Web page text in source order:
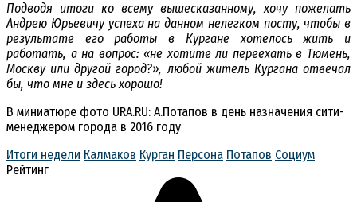
Подводя итоги ко всему вышесказанному, хочу пожелать
Андрею Юрьевичу успеха на данном нелегком посту, чтобы в
результате его работы в Кургане хотелось жить и
работать, а на вопрос: «не хотите ли переехать в Тюмень,
Москву или другой город?», любой житель Кургана отвечал
бы, что мне и здесь хорошо!
В миниатюре фото URA.RU: А.Потапов в день назначения сити-
менеджером города в 2016 году
Итоги недели Калмаков Курган Персона Потапов Социум
Рейтинг